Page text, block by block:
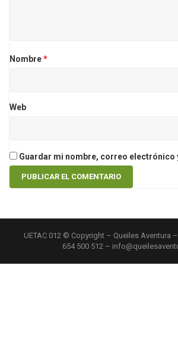
Nombre*
Web
Guardar mi nombre, correo electrónico
UETAC 012 © Copyright – Queiles Aventura
654 500 512 –